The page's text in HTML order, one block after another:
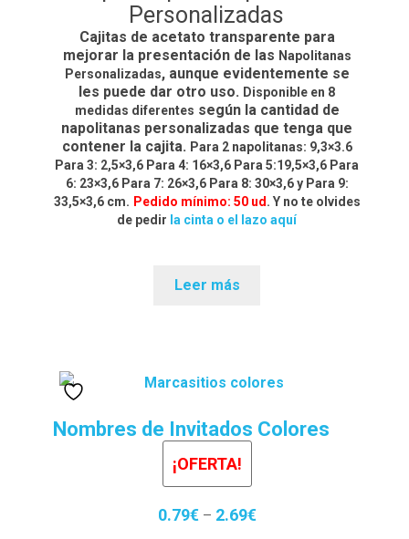
Personalizadas
Cajitas de acetato transparente para
mejorar la presentación de las Napolitanas
Personalizadas, aunque evidentemente se
les puede dar otro uso. Disponible en 8
medidas diferentes según la cantidad de
napolitanas personalizadas que tenga que
contener la cajita. Para 2 napolitanas: 9,3×3.6
Para 3: 2,5×3,6 Para 4: 16×3,6 Para 5:19,5×3,6 Para
6: 23×3,6 Para 7: 26×3,6 Para 8: 30×3,6 y Para 9:
33,5×3,6 cm. Pedido mínimo: 50 ud. Y no te olvides
de pedir la cinta o el lazo aquí
Leer más
Nombres de Invitados Colores
¡OFERTA!
0.79€– 2.69€